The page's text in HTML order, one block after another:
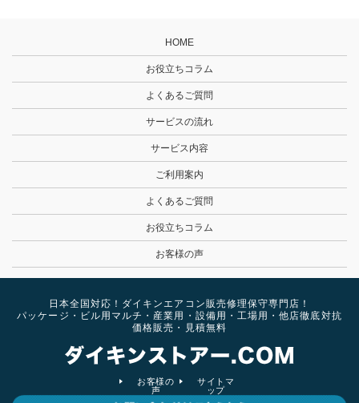
HOME
お役立ちコラム
よくあるご質問
サービスの流れ
サービス内容
ご利用案内
よくあるご質問
お役立ちコラム
お客様の声
日本全国対応！ダイキンエアコン販売修理保守専門店！
パッケージ・ビル用マルチ・産業用・設備用・工場用・他店徹底対抗
価格販売・見積無料
お客様の
声
サイトマ
ップ